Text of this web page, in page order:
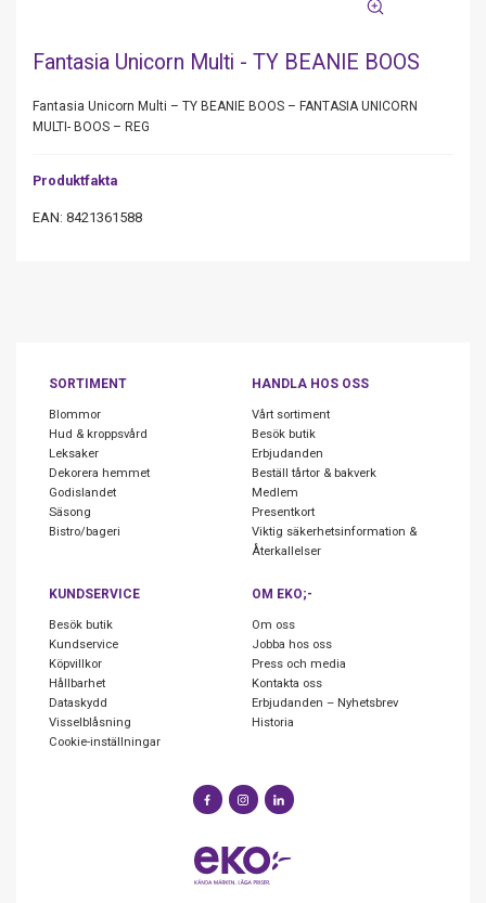
Fantasia Unicorn Multi - TY BEANIE BOOS
Fantasia Unicorn Multi – TY BEANIE BOOS – FANTASIA UNICORN
MULTI- BOOS – REG
Produktfakta
EAN: 8421361588
SORTIMENT
Blommor
Hud & kroppsvård
Leksaker
Dekorera hemmet
Godislandet
Säsong
Bistro/bageri
HANDLA HOS OSS
Vårt sortiment
Besök butik
Erbjudanden
Beställ tårtor & bakverk
Medlem
Presentkort
Viktig säkerhetsinformation &
Återkallelser
KUNDSERVICE
Besök butik
Kundservice
Köpvillkor
Hållbarhet
Dataskydd
Visselblåsning
Cookie-inställningar
OM EKO;-
Om oss
Jobba hos oss
Press och media
Kontakta oss
Erbjudanden – Nyhetsbrev
Historia